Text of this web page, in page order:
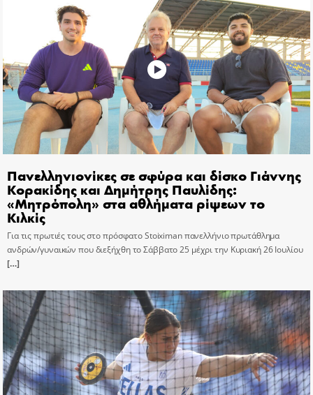
Πανελληνιονίκες σε σφύρα και δίσκο Γιάννης
Κορακίδης και Δημήτρης Παυλίδης:
«Μητρόπολη» στα αθλήματα ρίψεων το
Κιλκίς
Για τις πρωτιές τους στο πρόσφατο Stoiximan πανελλήνιο πρωτάθλημα
ανδρών/γυναικών που διεξήχθη το Σάββατο 25 μέχρι την Κυριακή 26 Ιουλίου
[…]